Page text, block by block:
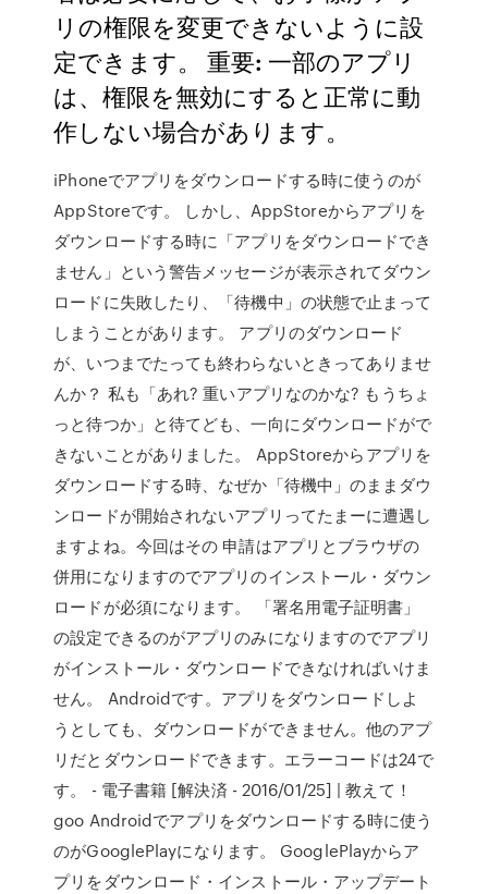
リの権限を変更できないように設
定できます。 重要: 一部のアプリ
は、権限を無効にすると正常に動
作しない場合があります。
iPhoneでアプリをダウンロードする時に使うのが
AppStoreです。 しかし、AppStoreからアプリを
ダウンロードする時に「アプリをダウンロードでき
ません」という警告メッセージが表示されてダウン
ロードに失敗したり、「待機中」の状態で止まって
しまうことがあります。 アプリのダウンロード
が、いつまでたっても終わらないときってありませ
んか？ 私も「あれ? 重いアプリなのかな? もうちょ
っと待つか」と待てども、一向にダウンロードがで
きないことがありました。 AppStoreからアプリを
ダウンロードする時、なぜか「待機中」のままダウ
ンロードが開始されないアプリってたまーに遭遇し
ますよね。今回はその 申請はアプリとブラウザの
併用になりますのでアプリのインストール・ダウン
ロードが必須になります。 「署名用電子証明書」
の設定できるのがアプリのみになりますのでアプリ
がインストール・ダウンロードできなければいけま
せん。 Androidです。アプリをダウンロードしよ
うとしても、ダウンロードができません。他のアプ
リだとダウンロードできます。エラーコードは24で
す。 - 電子書籍 [解決済 - 2016/01/25] | 教えて！
goo Androidでアプリをダウンロードする時に使う
のがGooglePlayになります。 GooglePlayからア
プリをダウンロード・インストール・アップデート